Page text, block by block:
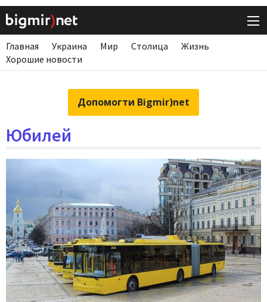
Главная Украина Мир Столица
Жизнь
Хорошие новости
Допомогти Bigmir)net
Юбилей